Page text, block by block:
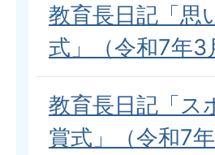
教育長日記「思
式」（令和7年3
教育長日記「ス
賞式」（令和7年